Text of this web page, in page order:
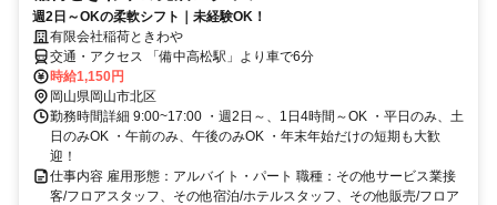
週2日～OKの柔軟シフト｜未経験OK！
有限会社稲荷ときわや
交通・アクセス 「備中高松駅」より車で6分
時給1,150円
岡山県岡山市北区
勤務時間詳細 9:00~17:00 ・週2日～、1日4時間～OK ・平日のみ、土
日のみOK ・午前のみ、午後のみOK ・年末年始だけの短期も大歓
迎！
仕事内容 雇用形態：アルバイト・パート 職種：その他サービス業接
客/フロアスタッフ、その他宿泊/ホテルスタッフ、その他販売/フロア